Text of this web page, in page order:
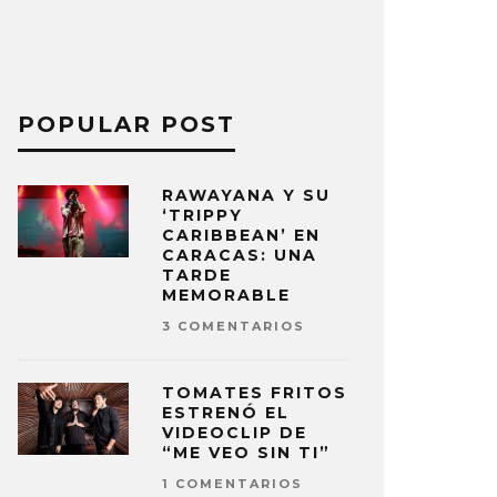
POPULAR POST
RAWAYANA Y SU
‘TRIPPY
CARIBBEAN’ EN
CARACAS: UNA
TARDE
MEMORABLE
3 COMENTARIOS
TOMATES FRITOS
ESTRENÓ EL
VIDEOCLIP DE
“ME VEO SIN TI”
1 COMENTARIOS